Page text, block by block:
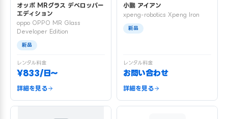
オッポ MRグラス デベロッパー
エディション
oppo OPPO MR Glass
Developer Edition
新品
レンタル料金
¥833/日〜
詳細を見る
小鵬 アイアン
xpeng-robotics Xpeng Iron
新品
レンタル料金
お問い合わせ
詳細を見る